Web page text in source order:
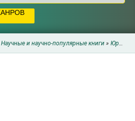
Научные и научно-популярные книги » Юриспруденция